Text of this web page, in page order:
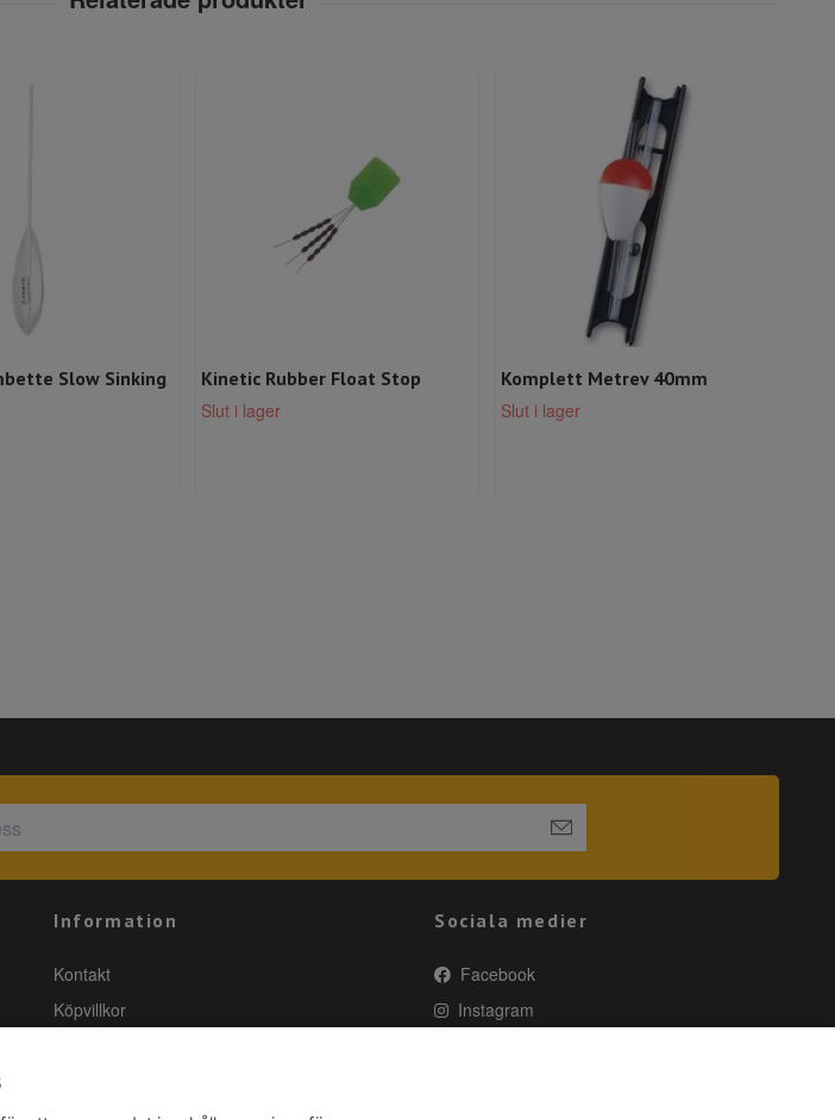
Slow Sinking
Kinetic Rubber Float Stop
Slut i lager
Komplett Metrev 40mm
Slut i lager
Information
Kontakt
Köpvillkor
Sociala medier
Facebook
Instagram